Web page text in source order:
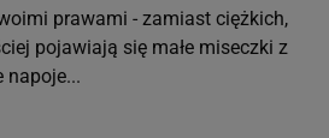
prawami - zamiast ciężkich,
pojawiają się małe miseczki z
napoje...